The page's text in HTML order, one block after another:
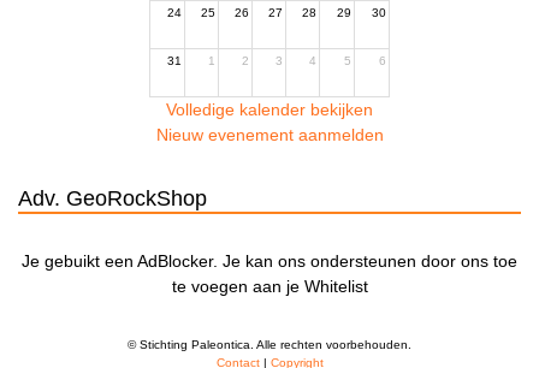
24 25 26 27 28 29 30
31 1 2 3 4 5 6
Volledige kalender bekijken
Nieuw evenement aanmelden
Adv. GeoRockShop
Je gebuikt een AdBlocker. Je kan ons ondersteunen door ons toe
te voegen aan je Whitelist
© Stichting Paleontica. Alle rechten voorbehouden.
Contact| Copyright